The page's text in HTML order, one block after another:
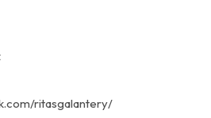
ritasgalantery/